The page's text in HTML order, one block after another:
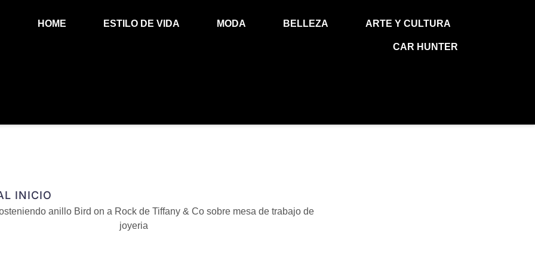
HOME ESTILO DE VIDA MODA BELLEZA ARTE Y CULTURA
CAR HUNTER
INICIO